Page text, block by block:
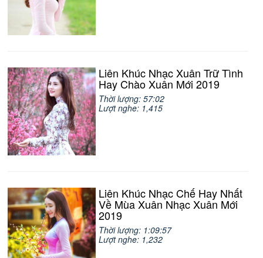
Liên Khúc Nhạc Xuân Trữ Tình
Hay Chào Xuân Mới 2019
Thời lượng: 57:02
Lượt nghe: 1,415
Liên Khúc Nhạc Chế Hay Nhất
Về Mùa Xuân Nhạc Xuân Mới
2019
Thời lượng: 1:09:57
Lượt nghe: 1,232